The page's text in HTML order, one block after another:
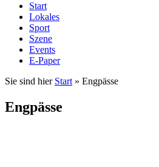
Start
Lokales
Sport
Szene
Events
E-Paper
Sie sind hier Start » Engpässe
Engpässe